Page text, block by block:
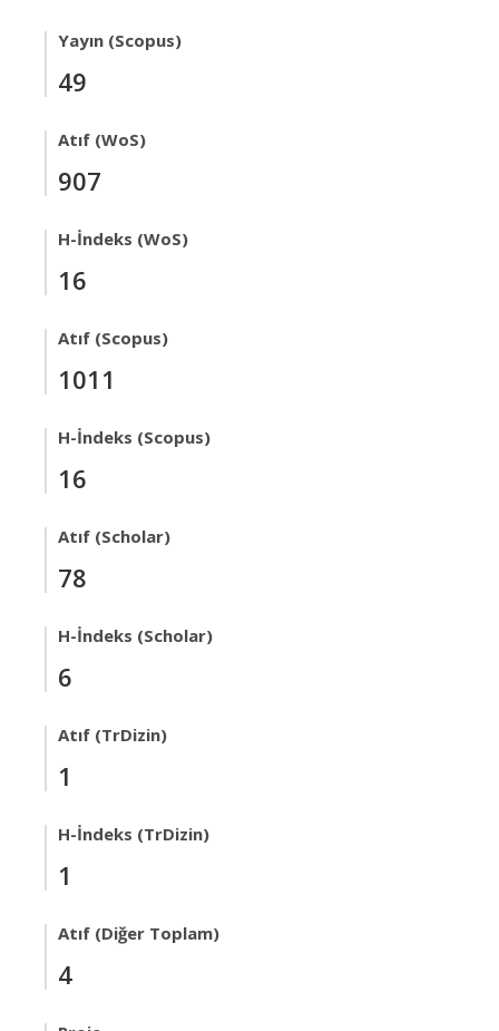
Yayın (Scopus)
49
Atıf (WoS)
907
H-İndeks (WoS)
16
Atıf (Scopus)
1011
H-İndeks (Scopus)
16
Atıf (Scholar)
78
H-İndeks (Scholar)
6
Atıf (TrDizin)
1
H-İndeks (TrDizin)
1
Atıf (Diğer Toplam)
4